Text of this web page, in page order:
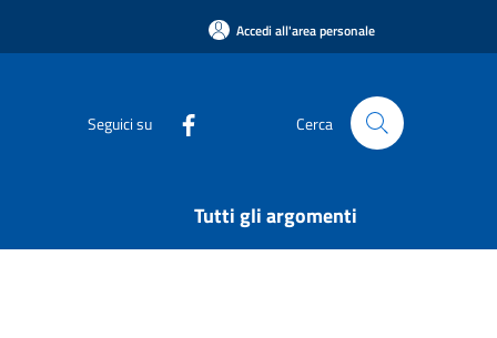
Accedi all'area personale
Seguici su Cerca
Tutti gli argomenti